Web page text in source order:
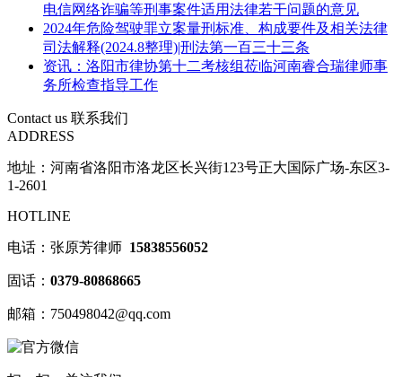
电信网络诈骗等刑事案件适用法律若干问题的意见
2024年危险驾驶罪立案量刑标准、构成要件及相关法律
司法解释(2024.8整理)|刑法第一百三十三条
资讯：洛阳市律协第十二考核组莅临河南睿合瑞律师事
务所检查指导工作
Contact us 联系我们
ADDRESS
地址：河南省洛阳市洛龙区长兴街123号正大国际广场-东区3-
1-2601
HOTLINE
电话：张原芳律师 15838556052
固话： 0379-80868665
邮箱：750498042@qq.com